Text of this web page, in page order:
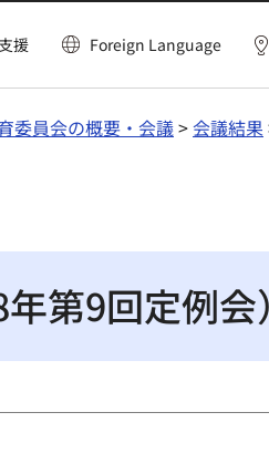
援 Foreign Language
委員会の概要・会議>会議結果
第9回定例会）